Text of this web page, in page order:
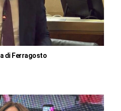
di Ferragosto